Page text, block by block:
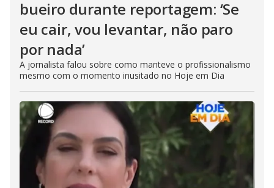
bueiro durante reportagem: ‘Se
eu cair, vou levantar, não paro
por nada’
A jornalista falou sobre como manteve o profissionalismo
mesmo com o momento inusitado no Hoje em Dia